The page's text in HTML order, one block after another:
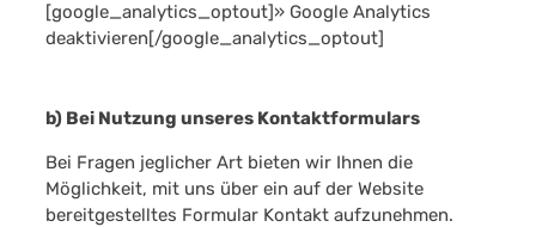
[google_analytics_optout]» Google Analytics
deaktivieren[/google_analytics_optout]
b) Bei Nutzung unseres Kontaktformulars
Bei Fragen jeglicher Art bieten wir Ihnen die
Möglichkeit, mit uns über ein auf der Website
bereitgestelltes Formular Kontakt aufzunehmen.